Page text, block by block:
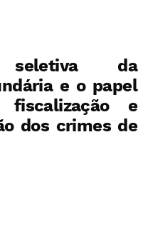
da
e o papel
e
dos crimes de